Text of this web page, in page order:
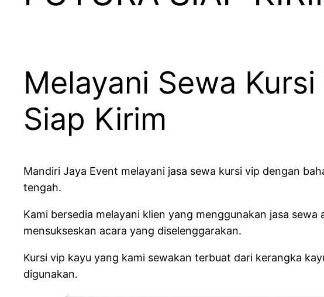
Melayani Sewa
Siap Kirim
Mandiri Jaya Event melayani jasa sewa kursi vip dengan
tengah.
Kami bersedia melayani klien yang menggunakan jasa
mensukseskan acara yang diselenggarakan.
Kursi vip kayu yang kami sewakan terbuat dari kerangka
digunakan.